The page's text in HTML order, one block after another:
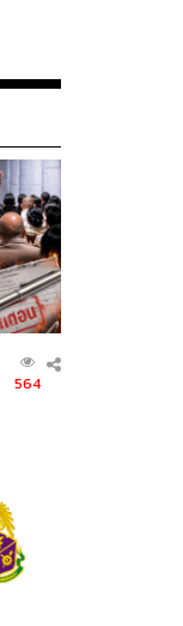
564